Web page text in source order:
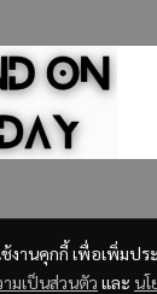
ช้งานคุกกี้ เพื่อเพิ่มป
มเป็นส่วนตัว และ น